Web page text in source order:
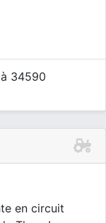
34590
en circuit